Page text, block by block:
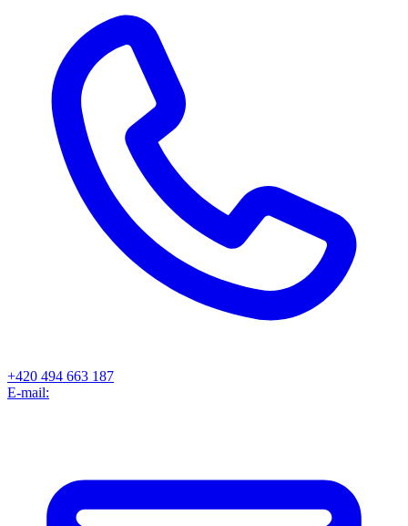
+420 494 663 187
E-mail: